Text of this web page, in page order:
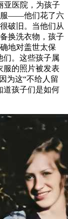
亚医院，为孩子
服——他们花了六
破旧。当他们从
换洗衣物，孩子
地对盖世太保
们。这些孩子属
服的照片被发表
为这“不给人留
道孩子们是如何